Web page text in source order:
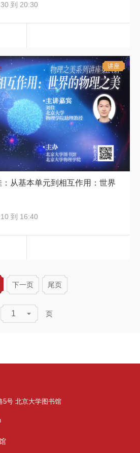
一农到 20:30
讲座
从基本单元到相互作用：世界
到 16:40
下一页 尾页
1 页
5号 北京大学图书馆